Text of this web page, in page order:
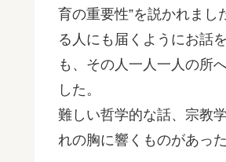
育の重要性”を説かれま
る人にも届くようにお話
も、その人一人一人の所
した。
難しい哲学的な話、宗教
れの胸に響くものがあっ